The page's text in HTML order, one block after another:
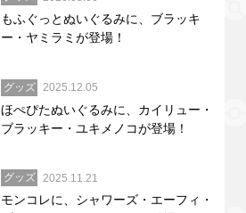
もふぐっとぬいぐるみに、ブラッキ
ー・ヤミラミが登場！
グッズ 2025.12.05
ほぺぴたぬいぐるみに、カイリュー・
ブラッキー・ユキメノコが登場！
グッズ 2025.11.21
モンコレに、シャワーズ・エーフィ・